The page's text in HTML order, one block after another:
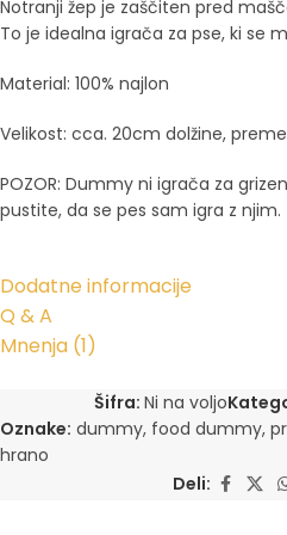
Notranji žep je zaščiten pred
To je idealna igrača za pse, ki se
Material: 100% najlon
Velikost: cca. 20cm dolžine,
POZOR: Dummy ni igrača za
pustite, da se pes sam igra z njim.
Dodatne informacije
Q & A
Mnenja (1)
Šifra: Ni na voljo
Oznake: dummy, food dummy,
hrano
Deli: